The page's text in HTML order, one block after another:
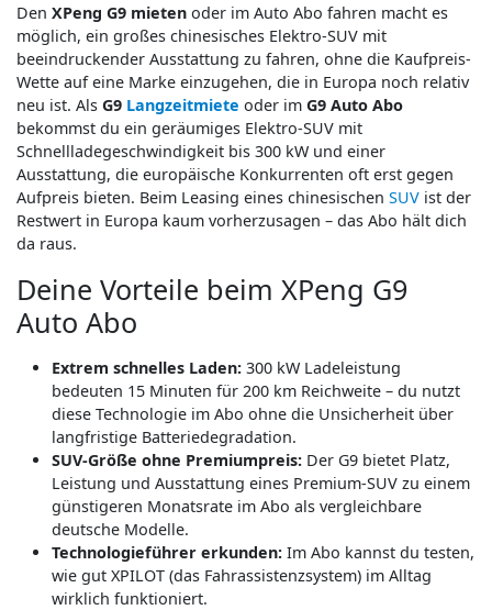
Den XPeng G9 mieten oder im Auto Abo fahren macht es
möglich, ein großes chinesisches Elektro-SUV mit
beeindruckender Ausstattung zu fahren, ohne die Kaufpreis-
Wette auf eine Marke einzugehen, die in Europa noch relativ
neu ist. Als G9 Langzeitmiete oder im G9 Auto Abo
bekommst du ein geräumiges Elektro-SUV mit
Schnellladegeschwindigkeit bis 300 kW und einer
Ausstattung, die europäische Konkurrenten oft erst gegen
Aufpreis bieten. Beim Leasing eines chinesischen SUV ist der
Restwert in Europa kaum vorherzusagen – das Abo hält dich
da raus.
Deine Vorteile beim XPeng G9
Auto Abo
Extrem schnelles Laden: 300 kW Ladeleistung
bedeuten 15 Minuten für 200 km Reichweite – du nutzt
diese Technologie im Abo ohne die Unsicherheit über
langfristige Batteriedegradation.
SUV-Größe ohne Premiumpreis: Der G9 bietet Platz,
Leistung und Ausstattung eines Premium-SUV zu einem
günstigeren Monatsrate im Abo als vergleichbare
deutsche Modelle.
Technologieführer erkunden: Im Abo kannst du testen,
wie gut XPILOT (das Fahrassistenzsystem) im Alltag
wirklich funktioniert.